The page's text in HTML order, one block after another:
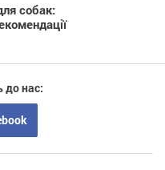
собак:
до нас: